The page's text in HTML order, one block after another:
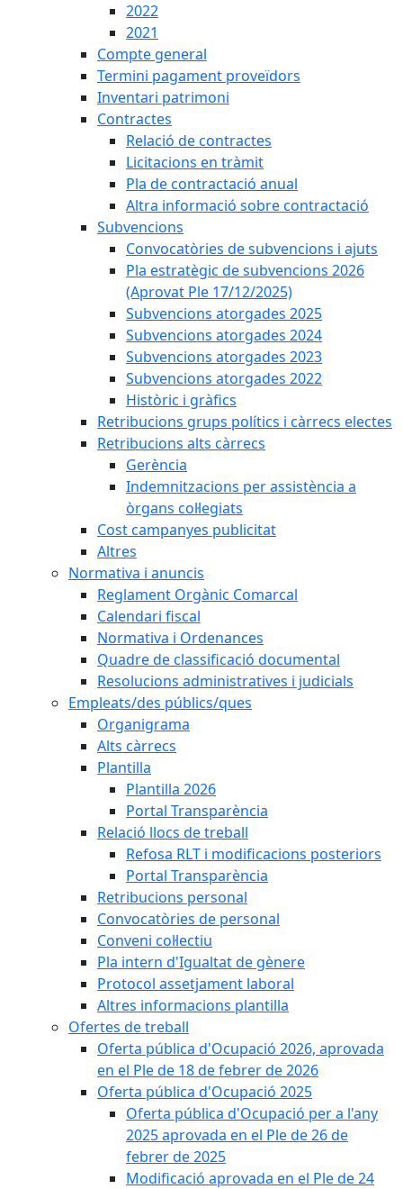
2022
2021
Compte general
Termini pagament proveïdors
Inventari patrimoni
Contractes
Relació de contractes
Licitacions en tràmit
Pla de contractació anual
Altra informació sobre contractació
Subvencions
Convocatòries de subvencions i ajuts
Pla estratègic de subvencions 2026
(Aprovat Ple 17/12/2025)
Subvencions atorgades 2025
Subvencions atorgades 2024
Subvencions atorgades 2023
Subvencions atorgades 2022
Històric i gràfics
Retribucions grups polítics i càrrecs electes
Retribucions alts càrrecs
Gerència
Indemnitzacions per assistència a
òrgans col·legiats
Cost campanyes publicitat
Altres
Normativa i anuncis
Reglament Orgànic Comarcal
Calendari fiscal
Normativa i Ordenances
Quadre de classificació documental
Resolucions administratives i judicials
Empleats/des públics/ques
Organigrama
Alts càrrecs
Plantilla
Plantilla 2026
Portal Transparència
Relació llocs de treball
Refosa RLT i modificacions posteriors
Portal Transparència
Retribucions personal
Convocatòries de personal
Conveni col·lectiu
Pla intern d'Igualtat de gènere
Protocol assetjament laboral
Altres informacions plantilla
Ofertes de treball
Oferta pública d'Ocupació 2026, aprovada
en el Ple de 18 de febrer de 2026
Oferta pública d'Ocupació 2025
Oferta pública d'Ocupació per a l'any
2025 aprovada en el Ple de 26 de
febrer de 2025
Modificació aprovada en el Ple de 24